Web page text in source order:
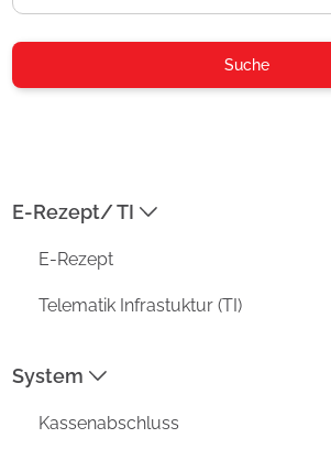
Suche
E-Rezept/ TI
E-Rezept
Telematik Infrastuktur (TI)
System
Kassenabschluss
04954-30 59-
aposoft
Kirchstraße 4a